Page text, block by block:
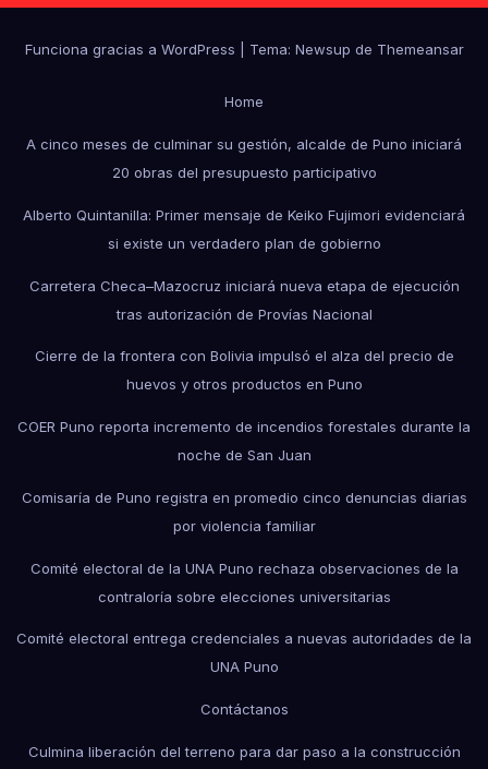
Funciona gracias a WordPress Tema: Newsup de Themeansar
Home
A cinco meses de culminar su gestión, alcalde de Puno iniciará
20 obras del presupuesto participativo
Alberto Quintanilla: Primer mensaje de Keiko Fujimori evidenciará
si existe un verdadero plan de gobierno
Carretera Checa–Mazocruz iniciará nueva etapa de ejecución
tras autorización de Provías Nacional
Cierre de la frontera con Bolivia impulsó el alza del precio de
huevos y otros productos en Puno
COER Puno reporta incremento de incendios forestales durante la
noche de San Juan
Comisaría de Puno registra en promedio cinco denuncias diarias
por violencia familiar
Comité electoral de la UNA Puno rechaza observaciones de la
contraloría sobre elecciones universitarias
Comité electoral entrega credenciales a nuevas autoridades de la
UNA Puno
Contáctanos
Culmina liberación del terreno para dar paso a la construcción